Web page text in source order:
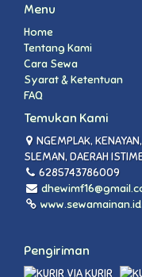
Menu
Home
Tentang Kami
Cara Sewa
Syarat & Ketentuan
FAQ
Temukan Kami
NGEMPLAK,
SLEMAN, DAERAH
6285743786009
www.sewamainan.id
Pengiriman
VIA KURIR